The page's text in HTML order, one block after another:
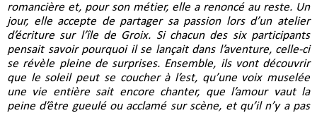
romancière et, pour son métier, elle a renoncé au reste. Un
jour, elle accepte de partager sa passion lors d’un atelier
d’écriture sur l’île de Groix. Si chacun des six participants
pensait savoir pourquoi il se lançait dans l’aventure, celle-ci
se révèle pleine de surprises. Ensemble, ils vont découvrir
que le soleil peut se coucher à l’est, qu’une voix muselée
une vie entière sait encore chanter, que l’amour vaut la
peine d’être gueulé ou acclamé sur scène, et qu’il n’y a pas